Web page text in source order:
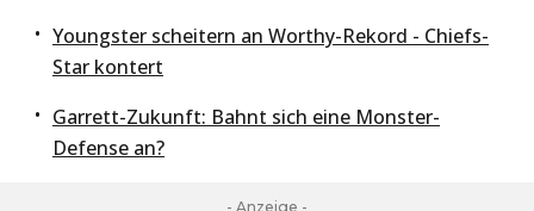
Youngster scheitern an Worthy-Rekord - Chiefs-
Star kontert
Garrett-Zukunft: Bahnt sich eine Monster-
Defense an?
- Anzeige -